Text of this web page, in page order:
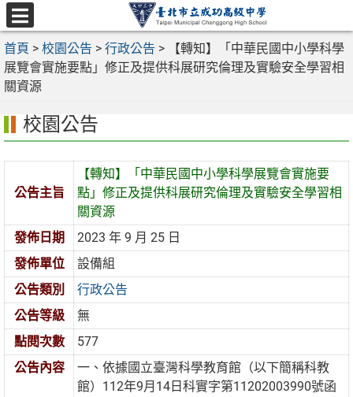
跳
至
主
要
內
選
單
首頁 > 校園公告 > 行政公告 >
【轉知】「中華民國中小學科學
展覽會實施要點」修正及提供科展研究倫理及實驗安全學習相
關資源
校園公告
公告主旨
【轉知】「中華民國中小學科學展覽會實施要
點」修正及提供科展研究倫理及實驗安全學習相
關資源
發佈日期
2023 年 9 月 25 日
發佈單位
設備組
公告類別
行政公告
公告等級
無
點閱次數
577
公告內容
一、依據國立臺灣科學教育館（以下簡稱科教
館）112年9月14日科實字第11202003990號函